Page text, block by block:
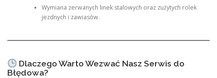
Wymiana zerwanych linek stalowych oraz zużytych rolek
jezdnych i zawiasów.
Dlaczego Warto Wezwać Nasz Serwis do
Błędowa?